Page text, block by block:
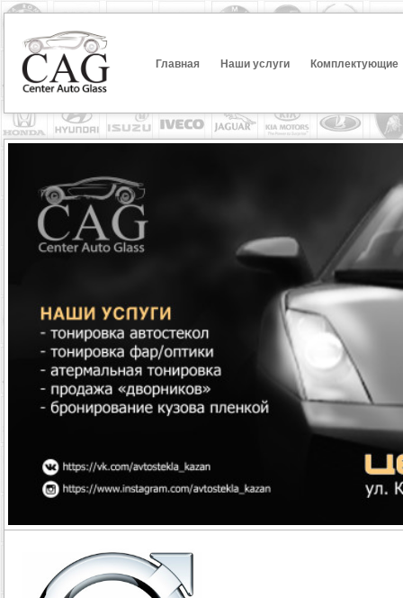
Главная Наши услуги Комплектующие